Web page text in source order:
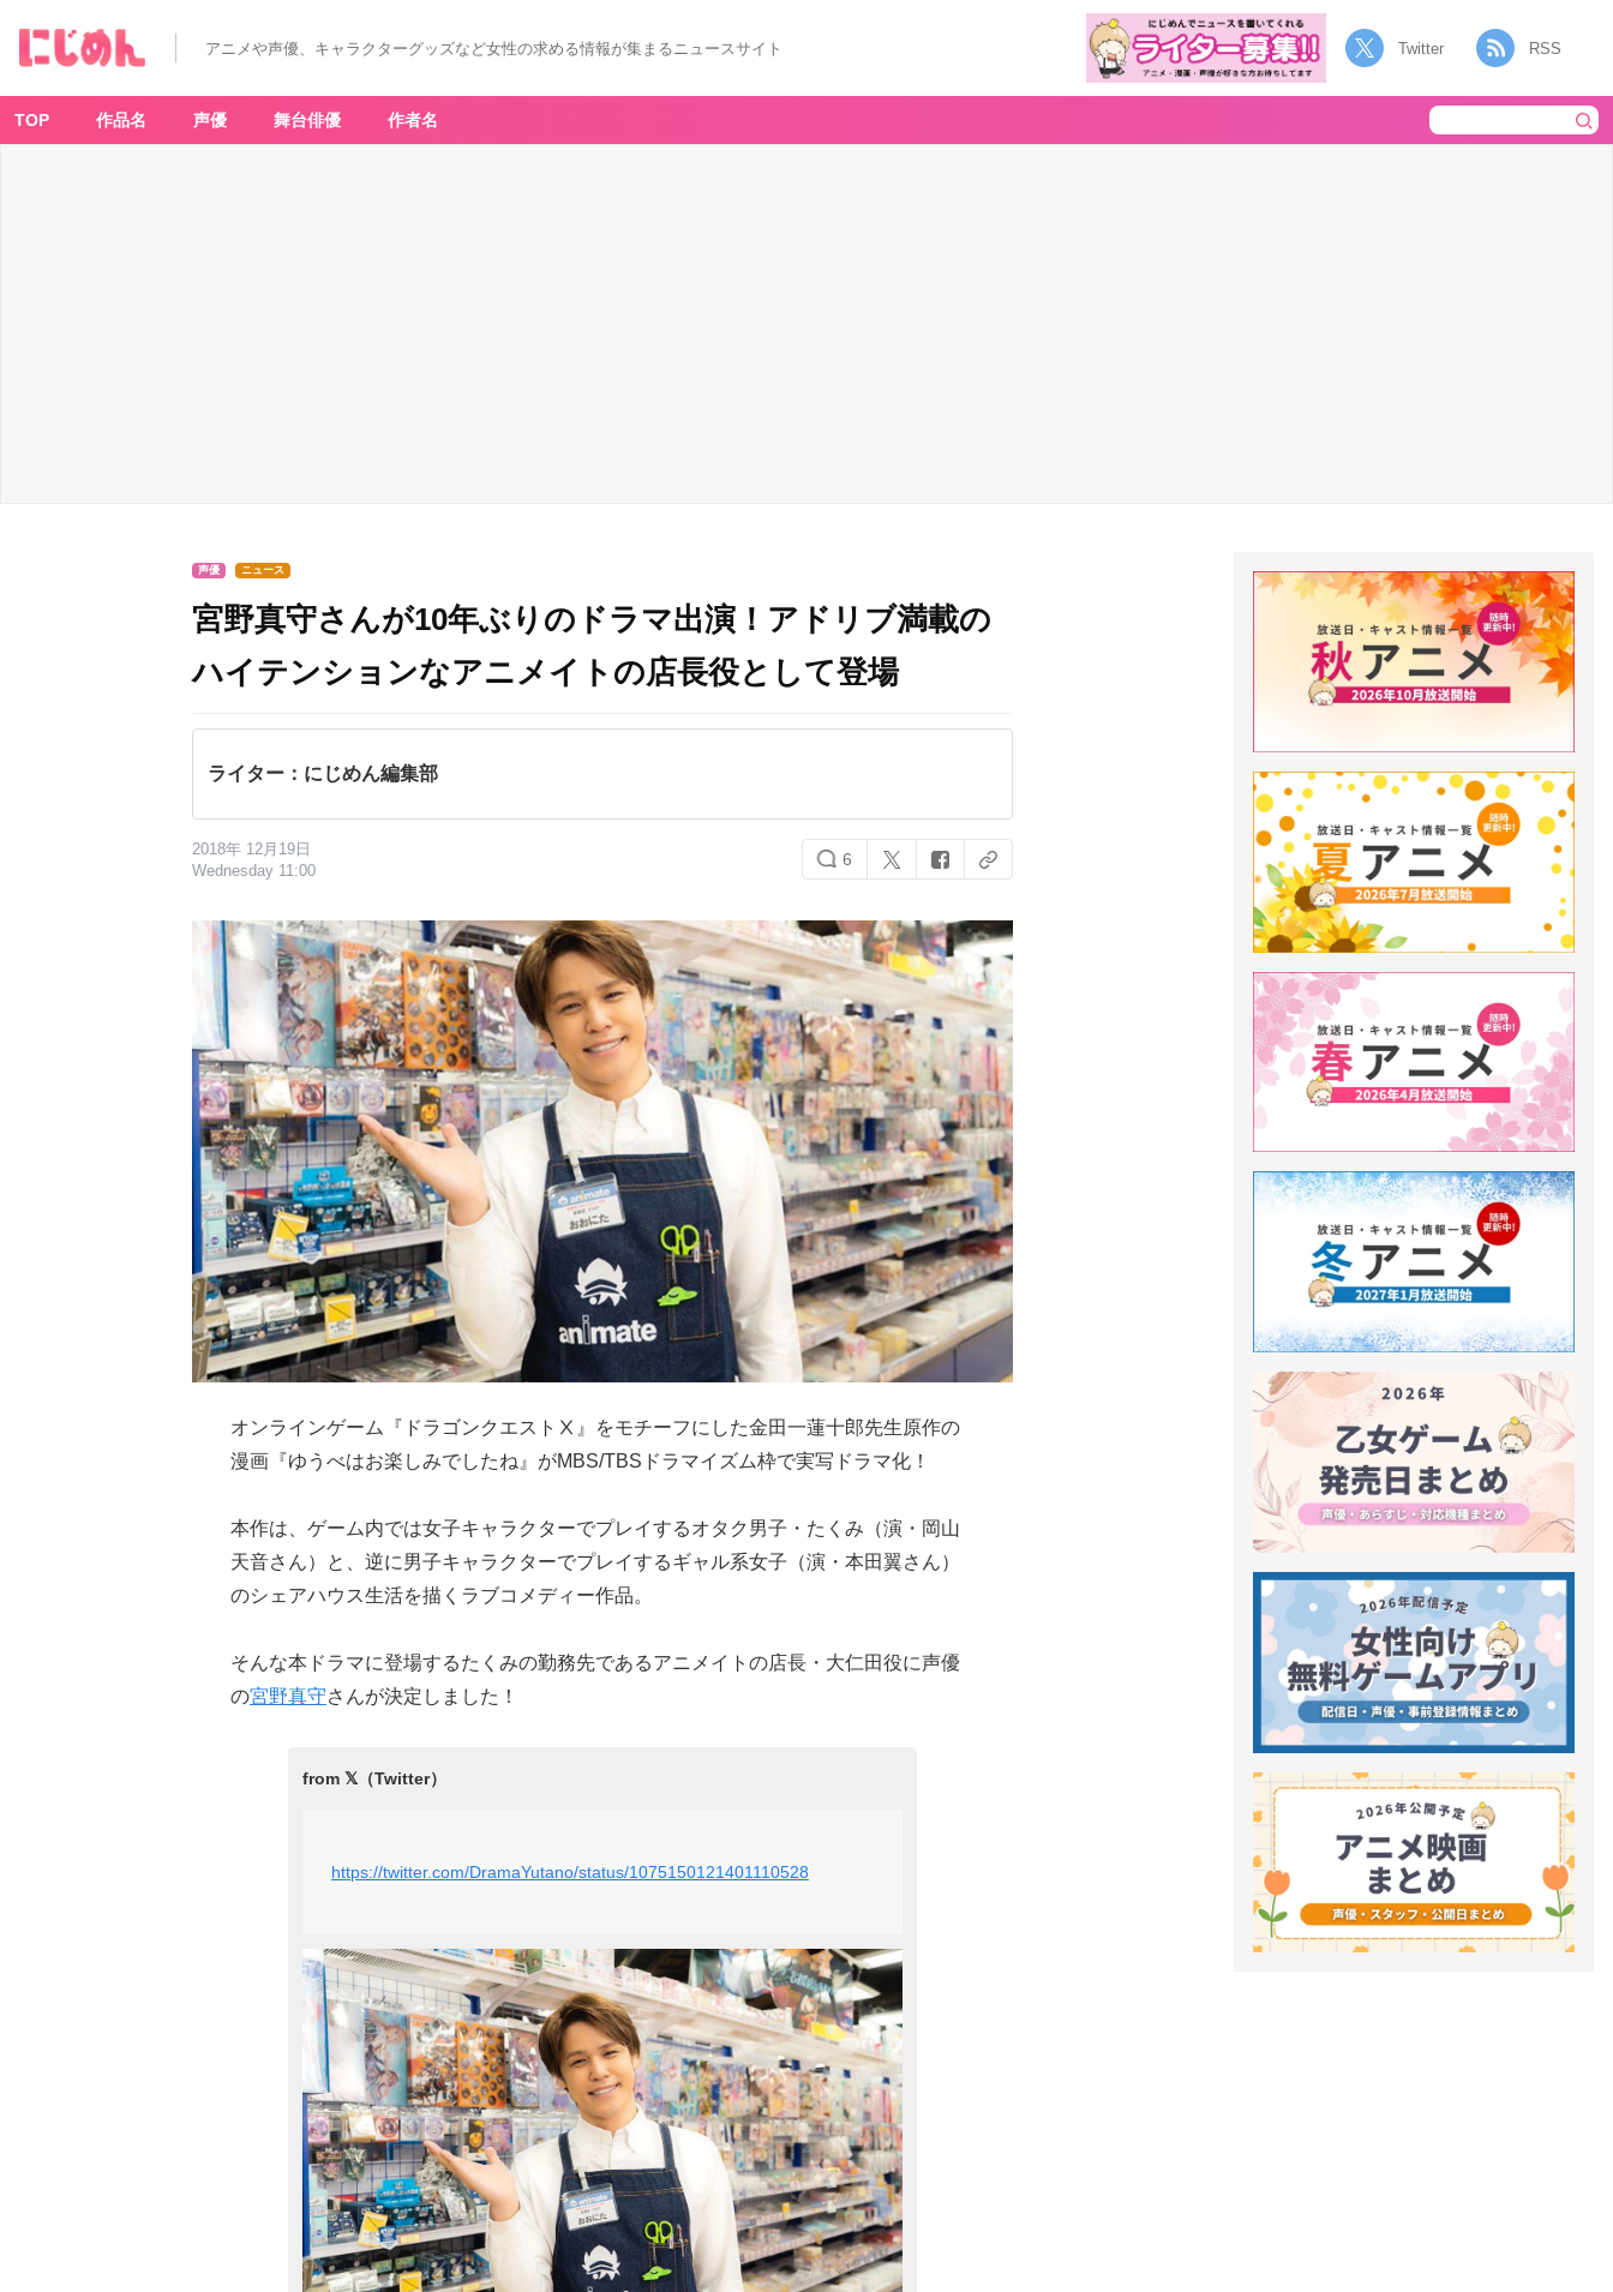
アニメや声優、キャラクターグッズなど女性の求める情報が集まるニュースサイト Twitter RSS
TOP 作品名 声優 舞台俳優 作者名
声優 ニュース
宮野真守さんが10年ぶりのドラマ出演！アドリブ満載の
ハイテンションなアニメイトの店長役として登場
ライター：にじめん編集部
2018年 12月19日
Wednesday 11:00
6
オンラインゲーム『ドラゴンクエストⅩ』をモチーフにした金田一蓮十郎先生原作の
漫画『ゆうべはお楽しみでしたね』がMBS/TBSドラマイズム枠で実写ドラマ化！
本作は、ゲーム内では女子キャラクターでプレイするオタク男子・たくみ（演・岡山
天音さん）と、逆に男子キャラクターでプレイするギャル系女子（演・本田翼さん）
のシェアハウス生活を描くラブコメディー作品。
そんな本ドラマに登場するたくみの勤務先であるアニメイトの店長・大仁田役に声優
の宮野真守さんが決定しました！
https://twitter.com/DramaYutano/status/1075150121401110528